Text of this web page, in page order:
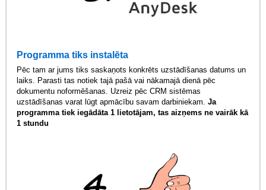
Programma tiks instalēta
Pēc tam ar jums tiks saskaņots konkrēts uzstādīšanas datums un
laiks. Parasti tas notiek tajā pašā vai nākamajā dienā pēc
dokumentu noformēšanas. Uzreiz pēc CRM sistēmas
uzstādīšanas varat lūgt apmācību savam darbiniekam.Ja
programma tiek iegādāta 1 lietotājam, tas aizņems ne vairāk kā
1 stundu